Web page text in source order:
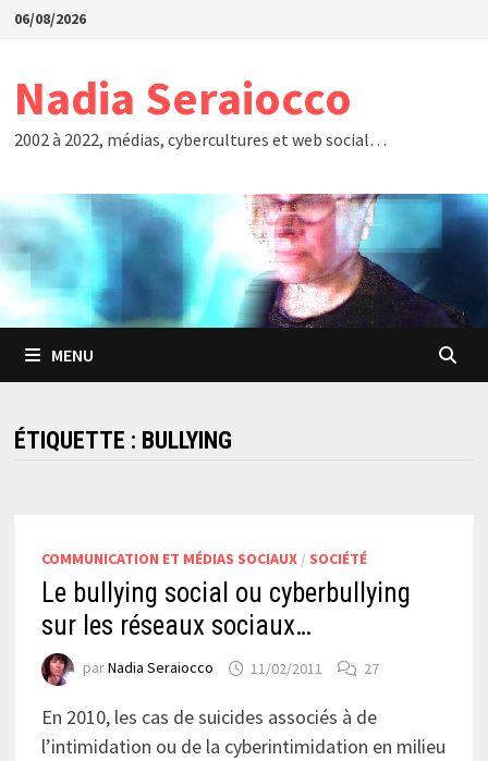
Passer
06/08/2026
Nadia Seraiocco
2002 à 2022, médias, cybercultures et web social…
MENU
ÉTIQUETTE : BULLYING
COMMUNICATION ET MÉDIAS SOCIAUX/ SOCIÉTÉ
Le bullying social ou cyberbullying
sur les réseaux sociaux…
parNadia Seraiocco 11/02/2011 27
En 2010, les cas de suicides associés à de
l’intimidation ou de la cyberintimidation en milieu